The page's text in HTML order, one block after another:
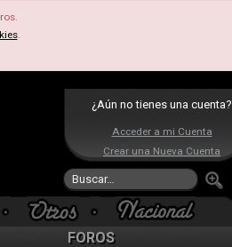
.
¿Aún no tienes una cuenta?
Acceder a mi Cuenta
Crear una Nueva Cuenta
FOROS